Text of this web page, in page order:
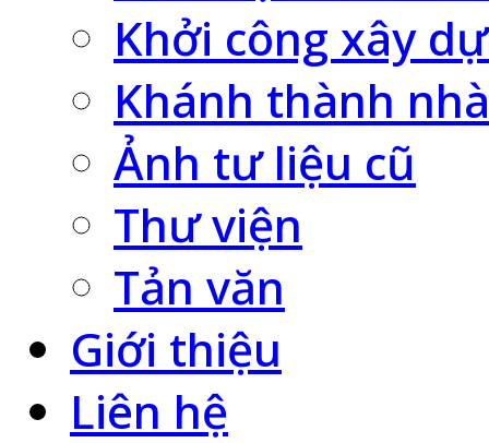
Khởi công xây
Khánh thành
Ảnh tư liệu cũ
Thư viện
Tản văn
Giới thiệu
Liên hệ